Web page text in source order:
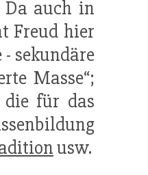
Da auch in
Freud hier
sekundäre
Masse“;
die für das
usw.